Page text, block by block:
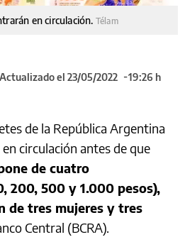
en circulación. Télam
Actualizado el 23/05/2022
19:26 h
de la República Argentina
circulación antes de que
de cuatro
200, 500 y 1.000 pesos),
de tres mujeres y tres
Central (BCRA).